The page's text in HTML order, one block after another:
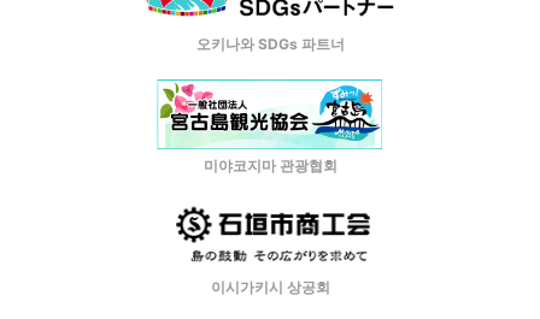
오키나와 SDGs 파트너
미야코지마 관광협회
이시가키시 상공회